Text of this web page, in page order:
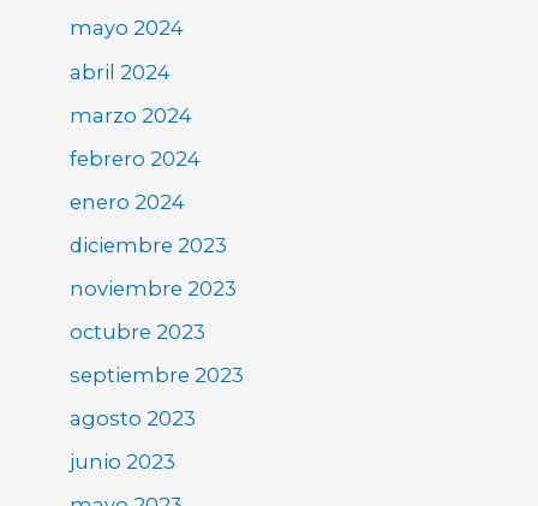
mayo 2024
abril 2024
marzo 2024
febrero 2024
enero 2024
diciembre 2023
noviembre 2023
octubre 2023
septiembre 2023
agosto 2023
junio 2023